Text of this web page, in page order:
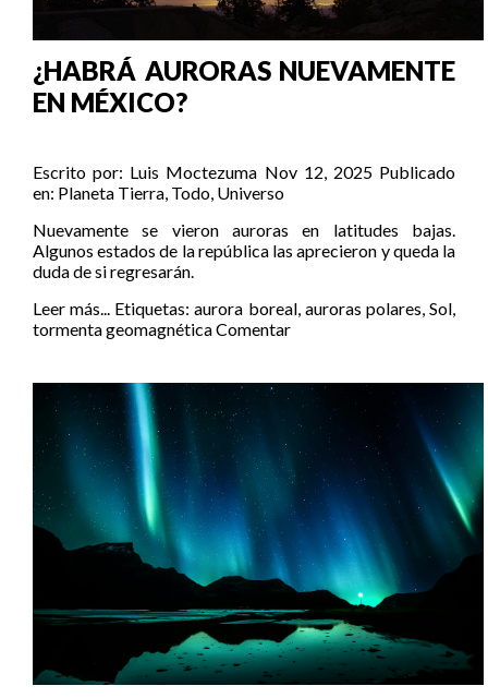
¿HABRÁ AURORAS NUEVAMENTE
EN MÉXICO?
Escrito por: Luis Moctezuma Nov 12, 2025 Publicado
en: Planeta Tierra, Todo, Universo
Nuevamente se vieron auroras en latitudes bajas.
Algunos estados de la república las aprecieron y queda la
duda de si regresarán.
Leer más... Etiquetas:aurora boreal, auroras polares,Sol,
tormenta geomagnéticaComentar